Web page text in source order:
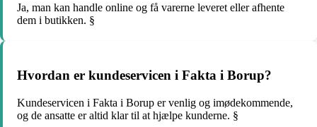
Ja, man kan handle online og få varerne leveret eller afhente
dem i butikken. §
Hvordan er kundeservicen i Fakta i Borup?
Kundeservicen i Fakta i Borup er venlig og imødekommende,
og de ansatte er altid klar til at hjælpe kunderne. §